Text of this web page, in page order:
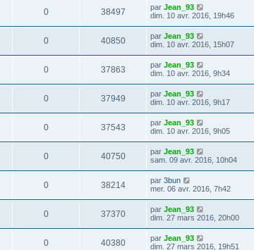
0 38497 par Jean_93
dim. 10 avr. 2016, 19h46
0 40850 par Jean_93
dim. 10 avr. 2016, 15h07
0 37863 par Jean_93
dim. 10 avr. 2016, 9h34
0 37949 par Jean_93
dim. 10 avr. 2016, 9h17
0 37543 par Jean_93
dim. 10 avr. 2016, 9h05
0 40750 par Jean_93
sam. 09 avr. 2016, 10h04
0 38214 par 3bun
mer. 06 avr. 2016, 7h42
0 37370 par Jean_93
dim. 27 mars 2016, 20h00
0 40380 par Jean_93
dim. 27 mars 2016, 19h51